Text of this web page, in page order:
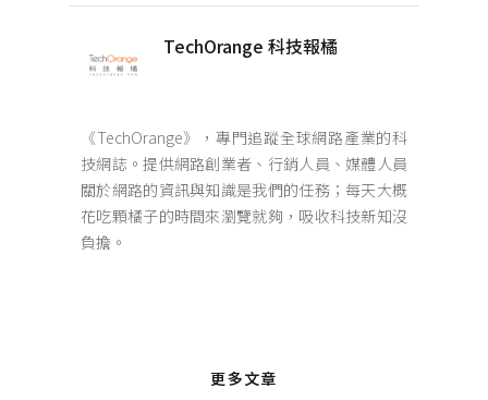
TechOrange 科技報橘
《TechOrange》，專門追蹤全球網路產業的科
技網誌。提供網路創業者、行銷人員、媒體人員
關於網路的資訊與知識是我們的任務；每天大概
花吃顆橘子的時間來瀏覽就夠，吸收科技新知沒
負擔。
更多文章